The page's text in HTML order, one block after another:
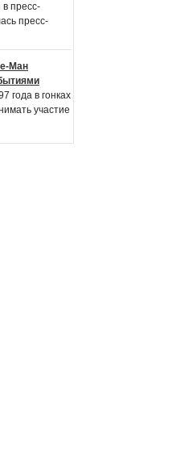
пресс-
пресс-
Ман
года в гонках
участие